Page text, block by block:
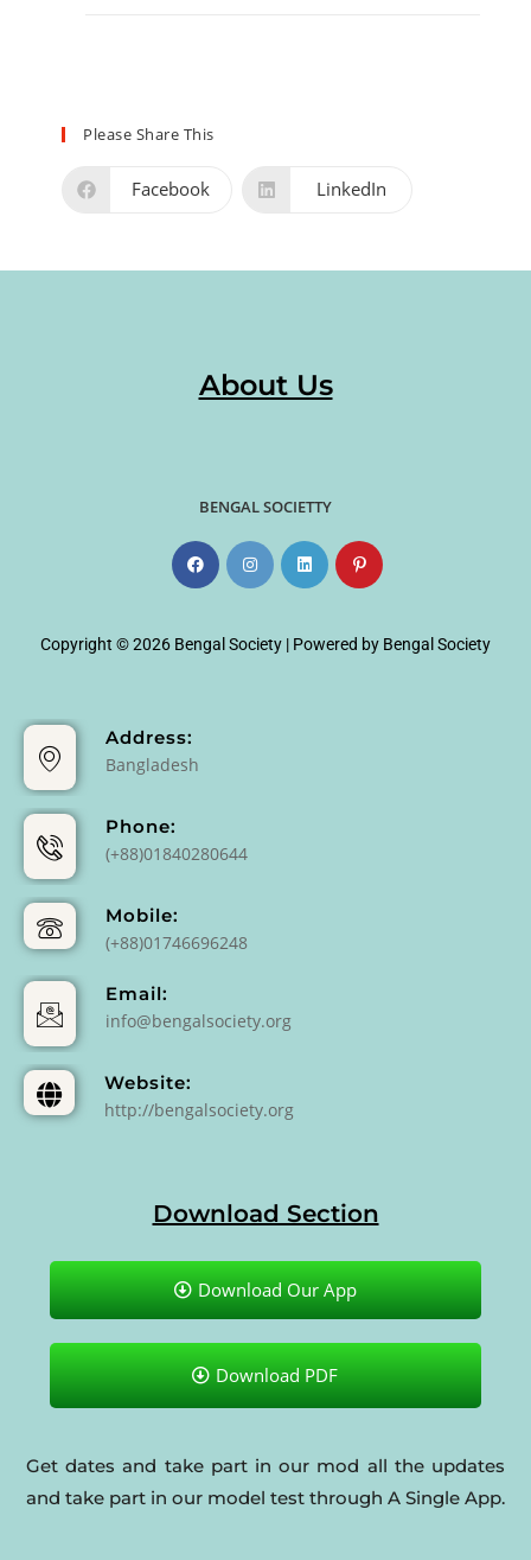
Please Share This
Facebook LinkedIn
About Us
BENGAL SOCIETTY
Copyright © 2026 Bengal Society | Powered by Bengal Society
Address:
Bangladesh
Phone:
(+88)01840280644
Mobile:
(+88)01746696248
Email:
info@bengalsociety.org
Website:
http://bengalsociety.org
Download Section
Download Our App
Download PDF
Get dates and take part in our mod all the updates
and take part in our model test through A Single App.